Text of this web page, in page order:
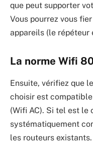
que peut supporter
Vous pourrez vous
appareils (le répéteur
La norme Wifi
Ensuite, vérifiez que
choisir est
(Wifi AC). Si tel est le
systématiquement
les routeurs existants.